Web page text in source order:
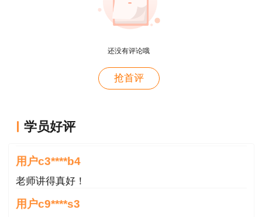
二、上述各项考试考务费属于行政事业性收
费，收入全额缴入同级国库，纳入一般公共预算，
一监(印)制的财政票据，不得擅自增加收费项目、
监管、审计等部门和社会监督。
三、本通知自印发之日起执行。此前规定与本
通知不一致的，以本通知为准。执行期间如遇国家
还没有评论哦
抢首评
学员好评
用户c3****b4
用户c3****b4
老师讲得真好！
用户c9****s3